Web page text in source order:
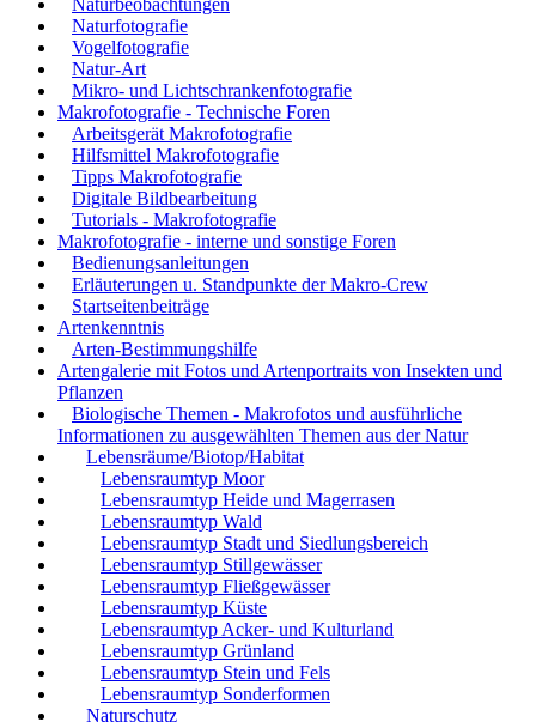
Naturbeobachtungen
Naturfotografie
Vogelfotografie
Natur-Art
Mikro- und Lichtschrankenfotografie
Makrofotografie - Technische Foren
Arbeitsgerät Makrofotografie
Hilfsmittel Makrofotografie
Tipps Makrofotografie
Digitale Bildbearbeitung
Tutorials - Makrofotografie
Makrofotografie - interne und sonstige Foren
Bedienungsanleitungen
Erläuterungen u. Standpunkte der Makro-Crew
Startseitenbeiträge
Artenkenntnis
Arten-Bestimmungshilfe
Artengalerie mit Fotos und Artenportraits von Insekten und
Pflanzen
Biologische Themen - Makrofotos und ausführliche
Informationen zu ausgewählten Themen aus der Natur
Lebensräume/Biotop/Habitat
Lebensraumtyp Moor
Lebensraumtyp Heide und Magerrasen
Lebensraumtyp Wald
Lebensraumtyp Stadt und Siedlungsbereich
Lebensraumtyp Stillgewässer
Lebensraumtyp Fließgewässer
Lebensraumtyp Küste
Lebensraumtyp Acker- und Kulturland
Lebensraumtyp Grünland
Lebensraumtyp Stein und Fels
Lebensraumtyp Sonderformen
Naturschutz